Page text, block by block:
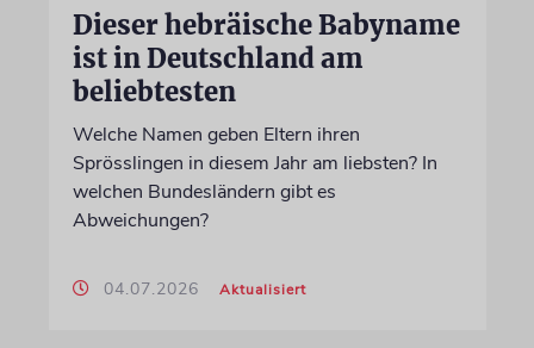
Dieser hebräische Babyname
ist in Deutschland am
beliebtesten
Welche Namen geben Eltern ihren
Sprösslingen in diesem Jahr am liebsten? In
welchen Bundesländern gibt es
Abweichungen?
04.07.2026 Aktualisiert